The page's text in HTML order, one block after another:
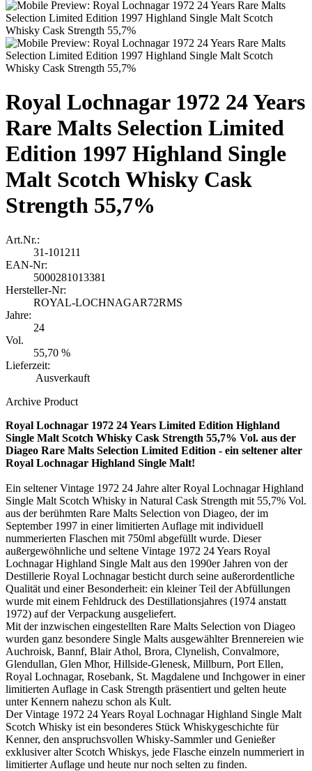
Royal Lochnagar 1972 24 Years
Rare Malts Selection Limited
Edition 1997 Highland Single
Malt Scotch Whisky Cask
Strength 55,7%
Art.Nr.:
31-101211
EAN-Nr:
5000281013381
Hersteller-Nr:
ROYAL-LOCHNAGAR72RMS
Jahre:
24
Vol.
55,70 %
Lieferzeit:
Ausverkauft
Archive Product
Royal Lochnagar 1972 24 Years Limited Edition Highland
Single Malt Scotch Whisky Cask Strength 55,7% Vol. aus der
Diageo Rare Malts Selection Limited Edition - ein seltener alter
Royal Lochnagar Highland Single Malt!
Ein seltener Vintage 1972 24 Jahre alter Royal Lochnagar Highland
Single Malt Scotch Whisky in Natural Cask Strength mit 55,7% Vol.
aus der berühmten Rare Malts Selection von Diageo, der im
September 1997 in einer limitierten Auflage mit individuell
nummerierten Flaschen mit 750ml abgefüllt wurde. Dieser
außergewöhnliche und seltene Vintage 1972 24 Years Royal
Lochnagar Highland Single Malt aus den 1990er Jahren von der
Destillerie Royal Lochnagar besticht durch seine außerordentliche
Qualität und einer Besonderheit: ein kleiner Teil der Abfüllungen
wurde mit einem Fehldruck des Destillationsjahres (1974 anstatt
1972) auf der Verpackung ausgeliefert.
Mit der inzwischen eingestellten Rare Malts Selection von Diageo
wurden ganz besondere Single Malts ausgewählter Brennereien wie
Auchroisk, Bannf, Blair Athol, Brora, Clynelish, Convalmore,
Glendullan, Glen Mhor, Hillside-Glenesk, Millburn, Port Ellen,
Royal Lochnagar, Rosebank, St. Magdalene und Inchgower in einer
limitierten Auflage in Cask Strength präsentiert und gelten heute
unter Kennern nahezu schon als Kult.
Der Vintage 1972 24 Years Royal Lochnagar Highland Single Malt
Scotch Whisky ist ein besonderes Stück Whiskygeschichte für
Kenner, den anspruchsvollen Whisky-Sammler und Genießer
exklusiver alter Scotch Whiskys, jede Flasche einzeln nummeriert in
limitierter Auflage und heute nur noch selten zu finden.